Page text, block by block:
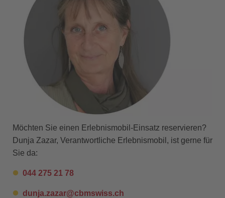
Möchten Sie einen Erlebnismobil-Einsatz reservieren?
Dunja Zazar, Verantwortliche Erlebnismobil, ist gerne für
Sie da:
044 275 21 78
dunja.zazar@cbmswiss.ch